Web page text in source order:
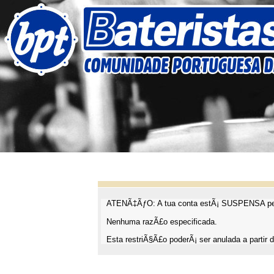
ATENÃ‡ÃƒO: A tua conta estÃ¡ SUSPENSA
Nenhuma razÃ£o especificada.
Esta restriÃ§Ã£o poderÃ¡ ser anulada a partir